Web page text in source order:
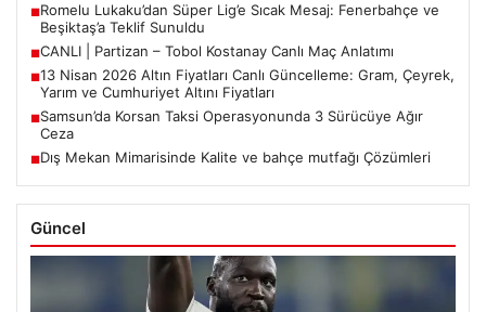
■Romelu Lukaku’dan Süper Lig’e Sıcak Mesaj: Fenerbahçe ve
Beşiktaş’a Teklif Sunuldu
■CANLI | Partizan – Tobol Kostanay Canlı Maç Anlatımı
■13 Nisan 2026 Altın Fiyatları Canlı Güncelleme: Gram, Çeyrek,
Yarım ve Cumhuriyet Altını Fiyatları
■Samsun’da Korsan Taksi Operasyonunda 3 Sürücüye Ağır
Ceza
■Dış Mekan Mimarisinde Kalite ve bahçe mutfağı Çözümleri
Güncel